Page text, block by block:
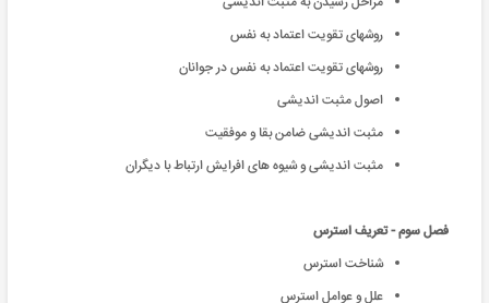
روشهای تقویت اعتماد به نفس
روشهای تقویت اعتماد به نفس در جوانان
اصول مثبت اندیشی
مثبت اندیشی ضامن بقا و موفقیت
مثبت اندیشی و شیوه های افرایش ارتباط با دیگران
فصل سوم - تعريف استرس
شناخت استرس
علل و عوامل استرس